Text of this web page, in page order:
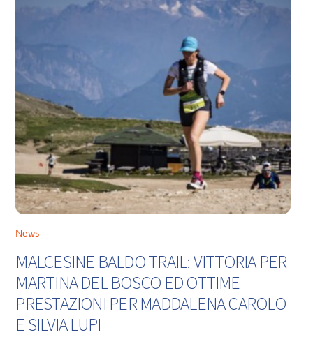
News
MALCESINE BALDO TRAIL: VITTORIA PER
MARTINA DEL BOSCO ED OTTIME
PRESTAZIONI PER MADDALENA CAROLO
E SILVIA LUPI